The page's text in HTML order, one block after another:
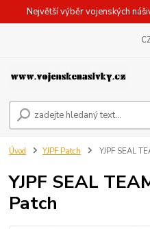
Největší výběr vojenských
Úvod YJPF Patch YJPF SEAL
YJPF SEAL
Patch